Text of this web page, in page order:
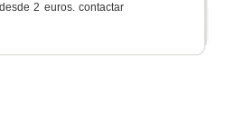
2 euros. contactar